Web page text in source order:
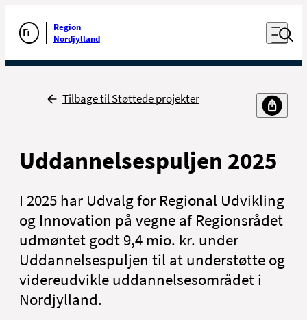
Gå til forsiden
Region
Nordjylland
Åben
Udfør søgning
Tilbage
Tilbage til Støttede projekter
Uddannelsespuljen 2025
I 2025 har Udvalg for Regional Udvikling
og Innovation på vegne af Regionsrådet
udmøntet godt 9,4 mio. kr. under
Uddannelsespuljen til at understøtte og
videreudvikle uddannelsesområdet i
Nordjylland.